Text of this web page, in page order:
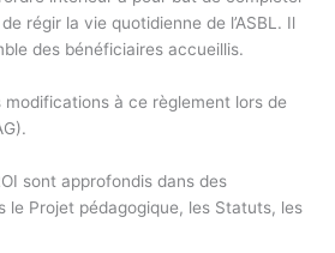
régir la vie quotidienne de l’ASBL. Il
des bénéficiaires accueillis.
modifications à ce règlement lors de
sont approfondis dans des
le Projet pédagogique, les Statuts, les